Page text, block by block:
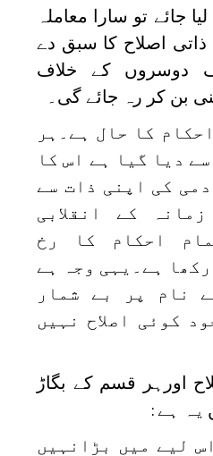
جائے تو سارا معاملہ
ذاتی اصلاح کا سبق دے
کے خلاف
بن کر رہ جائے گی۔
کا حال ہے۔ہر
دیا گیا ہے اس کا
کی اپنی ذات سے
کے انقلابی
احکام کا رخ
ہے۔یہی وجہ ہے
نام پر بے شمار
کوئی اصلاح نہیں
اورہر قسم کے بگاڑ
یہ ہے :
لیے میں بڑانہیں